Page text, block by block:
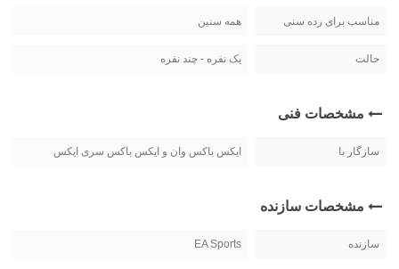
مناسب برای رده سنی همه سنین
حالت یک نفره - چند نفره
مشخصات فنی
سازگار با ایکس باکس وان و ایکس باکس سری ایکس
مشخصات سازنده
سازنده EA Sports